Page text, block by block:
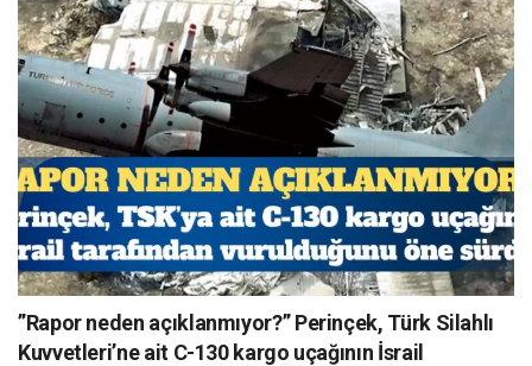
”Rapor neden açıklanmıyor?” Perinçek, Türk Silahlı
Kuvvetleri’ne ait C-130 kargo uçağının İsrail